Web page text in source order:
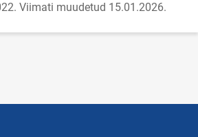
Viimati muudetud 15.01.2026.